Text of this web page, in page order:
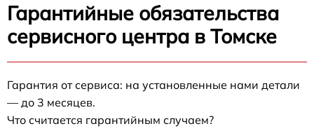
Гарантийные обязательства
сервисного центра в Томске
Гарантия от сервиса: на установленные нами детали
— до 3 месяцев.
Что считается гарантийным случаем?